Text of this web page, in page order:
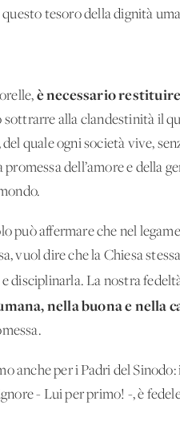
questo tesoro della dignità
è necessario
sottrarre alla clandestinità il
quale ogni società vive,
promessa dell’amore e della
può affermare che nel
vuol dire che la Chiesa
disciplinarla. La nostra
nella buona e nella
anche per i Padri del
- Lui per primo! -, è